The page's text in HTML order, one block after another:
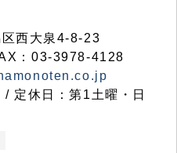
西大泉4-8-23
：03-3978-4128
定休日：第1土曜・日